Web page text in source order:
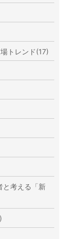
トレンド(17)
と考える「新